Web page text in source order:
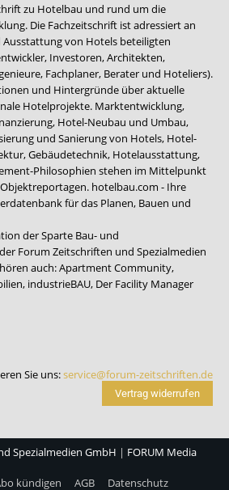
zu Hotelbau und rund um die
Die Fachzeitschrift ist adressiert an
Ausstattung von Hotels beteiligten
Investoren, Architekten,
Fachplaner, Berater und Hoteliers).
und Hintergründe über aktuelle
Hotelprojekte. Marktentwicklung,
Hotel-Neubau und Umbau,
und Sanierung von Hotels, Hotel-
Gebäudetechnik, Hotelausstattung,
Philosophien stehen im Mittelpunkt
hotelbau.com - Ihre
für das Planen, Bauen und
der Sparte Bau- und
Forum Zeitschriften und Spezialmedien
auch:Apartment Community,
, industrieBAU, Der Facility Manager
Sie uns:service@forum-zeitschriften.de
Vertrag widerrufen
Spezialmedien GmbH | FORUM Media
kündigen AGB
Datenschutz